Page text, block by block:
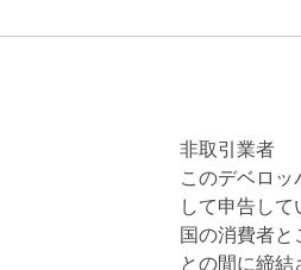
非取引業者
このデベロッ
して申告して
国の消費者と
との間に締結